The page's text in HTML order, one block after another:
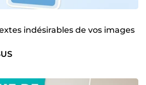
indésirables de vos images